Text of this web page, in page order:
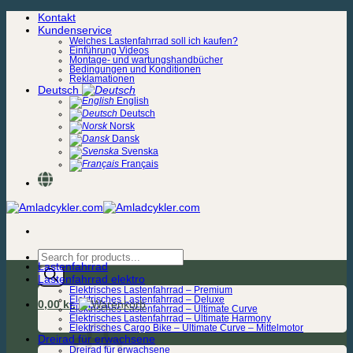
Zum
Inhalt
Kontakt
Kundenservice
Welches Lastenfahrrad soll ich kaufen?
Einführung Videos
Montage- und wartungshandbücher
Bedingungen und Konditionen
Reklamationen
Deutsch
English
Deutsch
Norsk
Dansk
Svenska
Français
Products
search
0,00kr.
Lastenfahrrad
Lastenfahrrad elektro
Elektrisches Lastenfahrrad – Premium
Elektrisches Lastenfahrrad – Deluxe
Elektrisches Lastenfahrrad – Ultimate Curve
Elektrisches Lastenfahrrad – Ultimate Harmony
Elektrisches Cargo Bike – Ultimate Curve – Mittelmotor
Dreirad für erwachsene
Dreirad für erwachsene